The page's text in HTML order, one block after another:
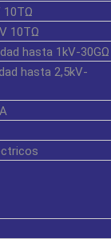
10TΩ
10TΩ
hasta 1kV-30GΩ
hasta 2,5kV-